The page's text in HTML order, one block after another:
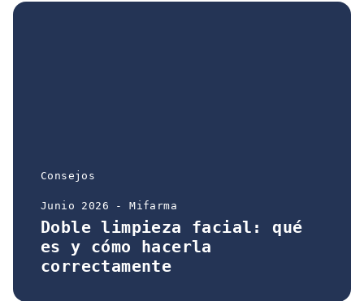
Consejos
Junio 2026 - Mifarma
Doble limpieza facial: qué
es y cómo hacerla
correctamente